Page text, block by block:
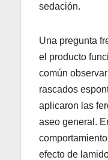
sedación.
Una pregunta
el producto
común
rascados
aplicaron las
aseo general.
efecto de